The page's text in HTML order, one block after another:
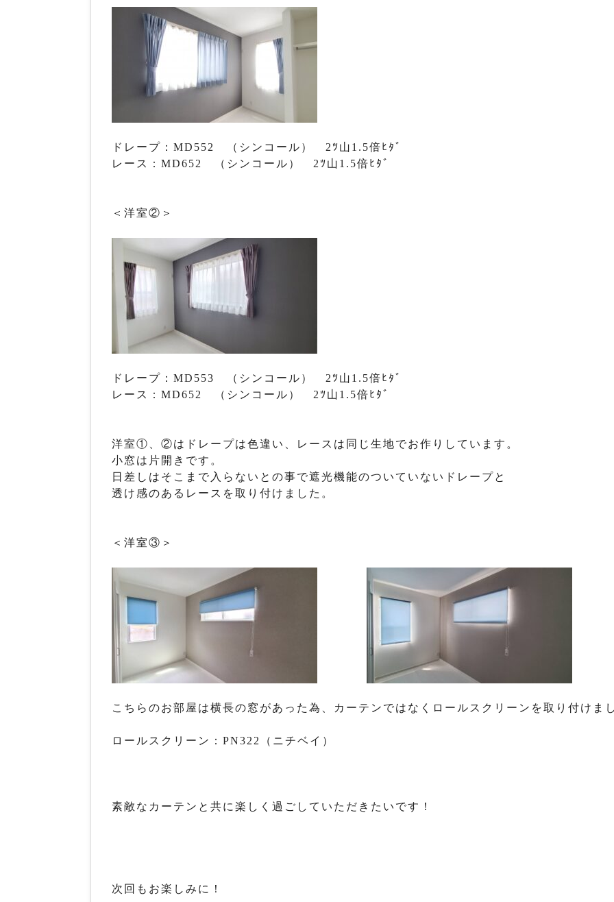
ドレープ：MD552 （シンコール） 2ﾂ山1.5倍ﾋﾀﾞ
レース：MD652 （シンコール） 2ﾂ山1.5倍ﾋﾀﾞ
＜洋室②＞
ドレープ：MD553 （シンコール） 2ﾂ山1.5倍ﾋﾀﾞ
レース：MD652 （シンコール） 2ﾂ山1.5倍ﾋﾀﾞ
洋室①、②はドレープは色違い、レースは同じ生地でお作りしています。
小窓は片開きです。
日差しはそこまで入らないとの事で遮光機能のついていないドレープと
透け感のあるレースを取り付けました。
＜洋室③＞
こちらのお部屋は横長の窓があった為、カーテンではなくロールスクリーンを取り付けま
ロールスクリーン：PN322（ニチベイ）
素敵なカーテンと共に楽しく過ごしていただきたいです！
次回もお楽しみに！